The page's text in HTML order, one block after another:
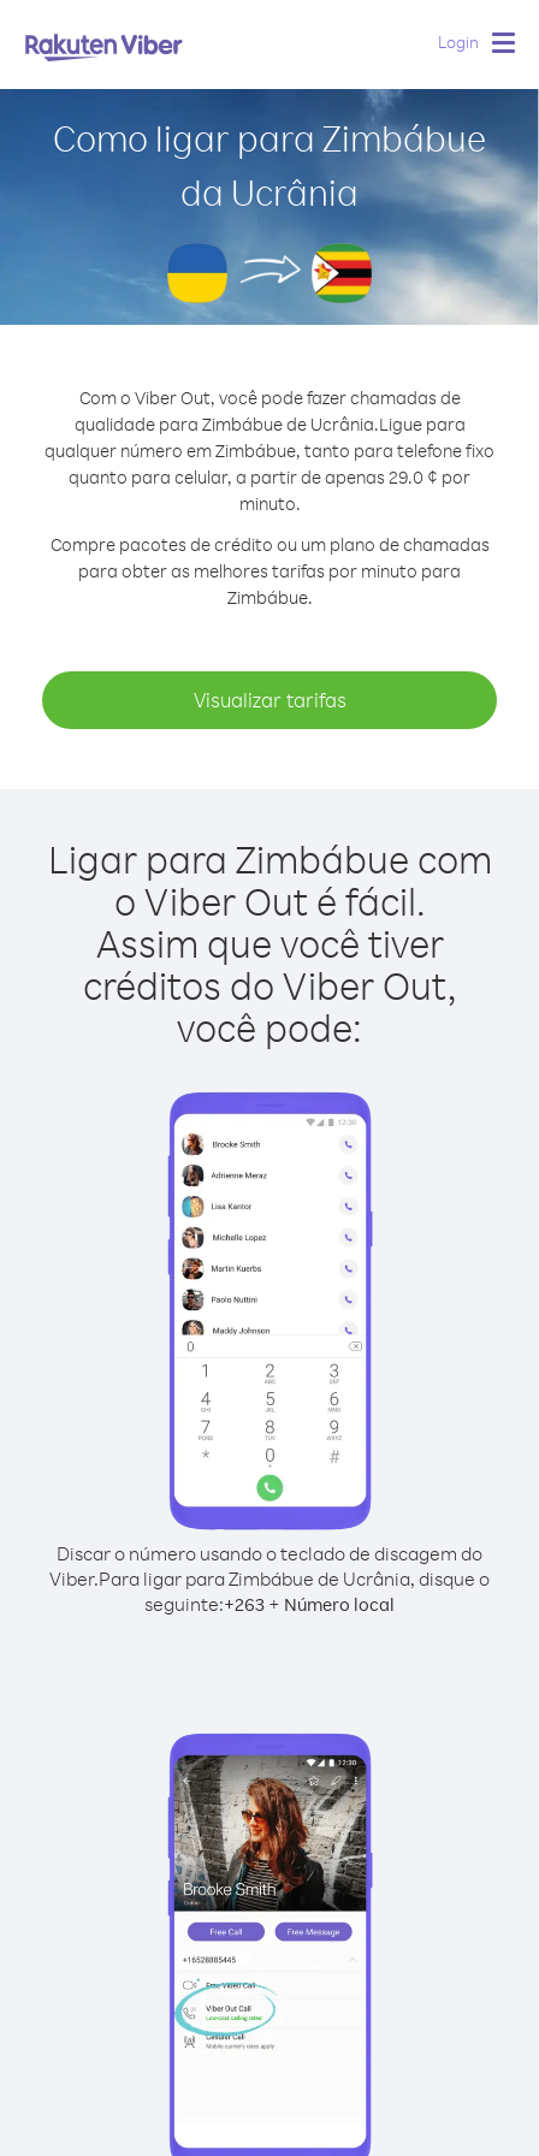
Login
Como ligar para Zimbábue
da Ucrânia
Com o Viber Out, você pode fazer chamadas de
qualidade para Zimbábue de Ucrânia.Ligue para
qualquer número em Zimbábue, tanto para telefone fixo
quanto para celular, a partir de apenas 29.0 ¢ por
minuto.
Compre pacotes de crédito ou um plano de chamadas
para obter as melhores tarifas por minuto para
Zimbábue.
Visualizar tarifas
Ligar para Zimbábue com
o Viber Out é fácil.
Assim que você tiver
créditos do Viber Out,
você pode:
Discar o número usando o teclado de discagem do
Viber.Para ligar para Zimbábue de Ucrânia, disque o
seguinte:+263 + Número local